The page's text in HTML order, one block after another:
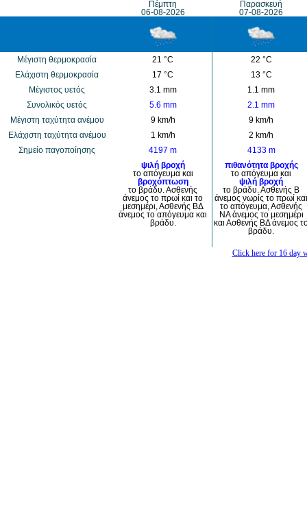
Πέμπτη
06-08-2026
Παρασκευή
07-08-2026
Μέγιστη θερμοκρασία 21 °C
22 °C
Eλάχιστη θερμοκρασία
17 °C
13 °C
Μέγιστος υετός
3.1 mm
1.1 mm
Συνολικός υετός
5.6 mm
2.1 mm
Mέγιστη ταχύτητα ανέμου
9 km/h
9 km/h
Eλάχιστη ταχύτητα ανέμου
1 km/h
2 km/h
Σημείο παγοποίησης
4197 m
4133 m
ψιλή βροχή
το απόγευμα και
βροχόπτωση
το βράδυ. Ασθενής
άνεμος το πρωί και το
μεσημέρι, Ασθενής ΒΔ
άνεμος το απόγευμα και
βράδυ.
πιθανότητα βροχής
το απόγευμα και
ψιλή βροχή
το βράδυ. Ασθενής Β
άνεμος νωρίς το πρωί και
το απόγευμα, Ασθενής
ΝΑ άνεμος το μεσημέρι
και Ασθενής ΒΔ άνεμος
βράδυ.
Click here for 16 day